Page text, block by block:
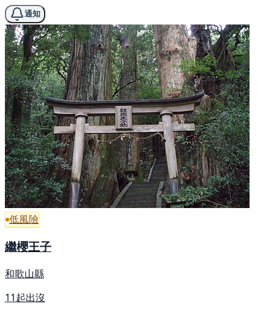
通知
低風險
繼櫻王子
和歌山縣
11起出沒